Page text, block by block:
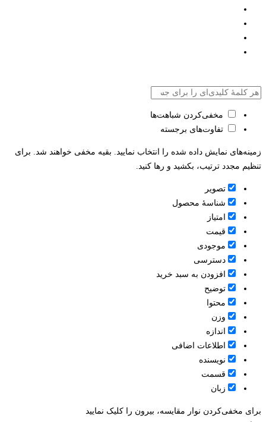
مخفی‌کردن شباهت‌ها
تفاوت‌های برجسته
زمینه‌های نمایش داده شده را انتخاب نمایید. بقیه مخفی خواهند شد. برای
تنظیم مجدد ترتیب، بکشید و رها کنید.
تصویر
شناسۀ محصول
امتیاز
قيمت
موجودی
دسترسی
افزودن به سبد خرید
توضیح
محتوا
وزن
اندازه
اطلاعات اضافی
نویسنده
قسمت
زبان
برای مخفی‌کردن نوار مقایسه، بیرون را کلیک نمایید